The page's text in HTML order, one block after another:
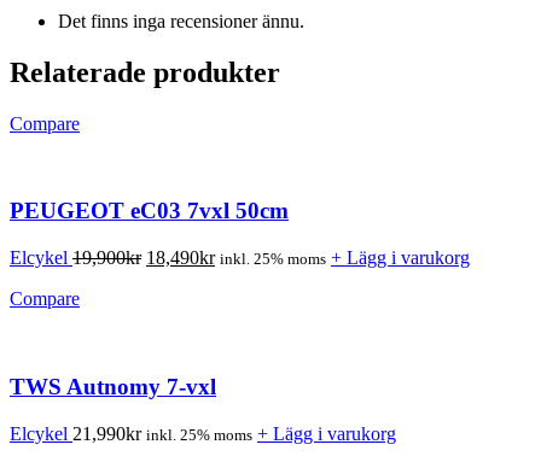
Det finns inga recensioner ännu.
Relaterade produkter
Compare
PEUGEOT eC03 7vxl 50cm
Elcykel 19,900kr 18,490kr inkl. 25% moms + Lägg i varukorg
Compare
TWS Autnomy 7-vxl
Elcykel 21,990kr inkl. 25% moms + Lägg i varukorg